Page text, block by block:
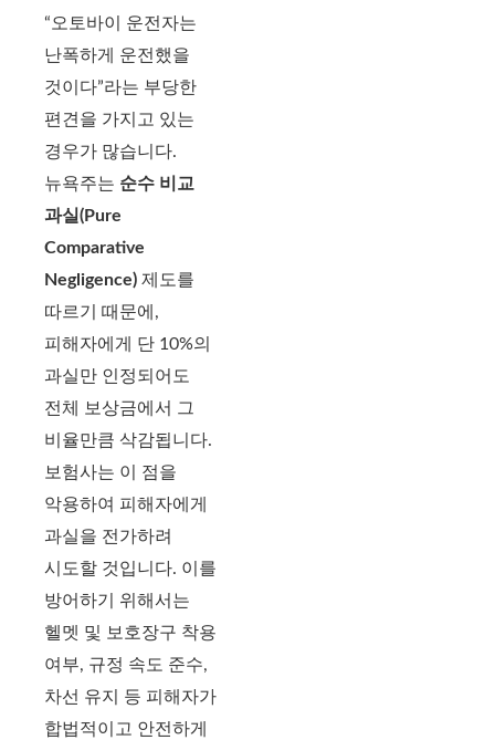
“오토바이 운전자는
난폭하게 운전했을
것이다”라는 부당한
편견을 가지고 있는
경우가 많습니다.
뉴욕주는 순수 비교
과실(Pure
Comparative
Negligence) 제도를
따르기 때문에,
피해자에게 단 10%의
과실만 인정되어도
전체 보상금에서 그
비율만큼 삭감됩니다.
보험사는 이 점을
악용하여 피해자에게
과실을 전가하려
시도할 것입니다. 이를
방어하기 위해서는
헬멧 및 보호장구 착용
여부, 규정 속도 준수,
차선 유지 등 피해자가
합법적이고 안전하게